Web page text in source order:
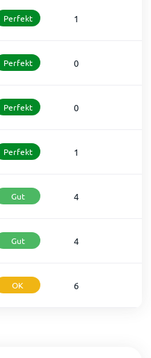
Perfekt 1
Perfekt 0
Perfekt 0
Perfekt 1
Gut 4
Gut 4
OK 6